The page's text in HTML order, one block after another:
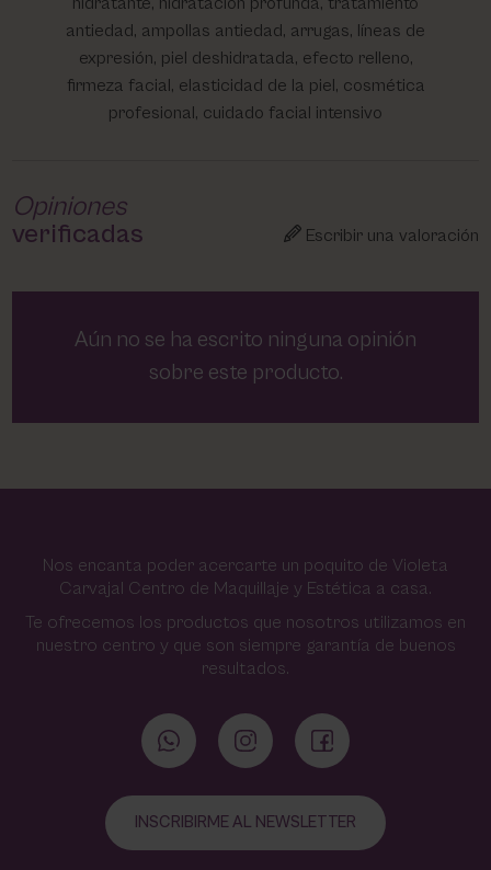
antiedad, ampollas antiedad, arrugas, líneas de
expresión, piel deshidratada, efecto relleno,
firmeza facial, elasticidad de la piel, cosmética
profesional, cuidado facial intensivo
Opiniones
verificadas
Escribir una valoración
Aún no se ha escrito ninguna opinión
sobre este producto.
Nos encanta poder acercarte un poquito de Violeta
Carvajal Centro de Maquillaje y Estética a casa.
Te ofrecemos los productos que nosotros utilizamos en
nuestro centro y que son siempre garantía de buenos
resultados.
INSCRIBIRME AL NEWSLETTER